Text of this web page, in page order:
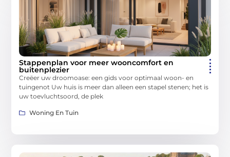
Stappenplan voor meer wooncomfort en
buitenplezier
Creëer uw droomoase: een gids voor optimaal woon- en
tuingenot Uw huis is meer dan alleen een stapel stenen; het is
uw toevluchtsoord, de plek
Woning En Tuin